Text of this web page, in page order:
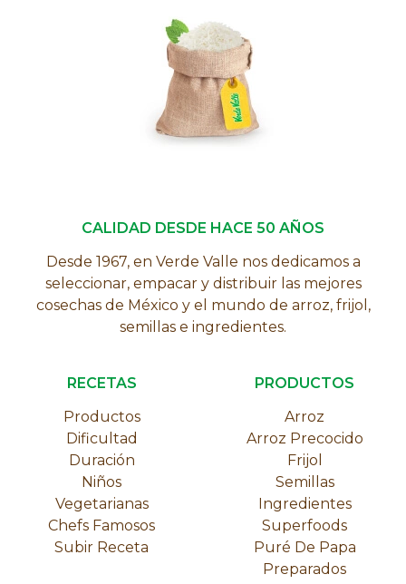
CALIDAD DESDE HACE 50 AÑOS
Desde 1967, en Verde Valle nos dedicamos a
seleccionar, empacar y distribuir las mejores
cosechas de México y el mundo de arroz, frijol,
semillas e ingredientes.
RECETAS
Productos
Dificultad
Duración
Niños
Vegetarianas
Chefs Famosos
Subir Receta
PRODUCTOS
Arroz
Arroz Precocido
Frijol
Semillas
Ingredientes
Superfoods
Puré De Papa
Preparados